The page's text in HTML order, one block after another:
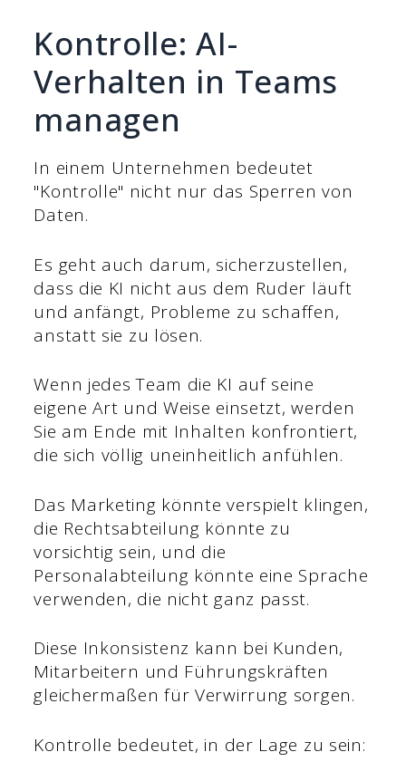
Kontrolle: AI-
Verhalten in Teams
managen
In einem Unternehmen bedeutet
"Kontrolle" nicht nur das Sperren von
Daten.
Es geht auch darum, sicherzustellen,
dass die KI nicht aus dem Ruder läuft
und anfängt, Probleme zu schaffen,
anstatt sie zu lösen.
Wenn jedes Team die KI auf seine
eigene Art und Weise einsetzt, werden
Sie am Ende mit Inhalten konfrontiert,
die sich völlig uneinheitlich anfühlen.
Das Marketing könnte verspielt klingen,
die Rechtsabteilung könnte zu
vorsichtig sein, und die
Personalabteilung könnte eine Sprache
verwenden, die nicht ganz passt.
Diese Inkonsistenz kann bei Kunden,
Mitarbeitern und Führungskräften
gleichermaßen für Verwirrung sorgen.
Kontrolle bedeutet, in der Lage zu sein: